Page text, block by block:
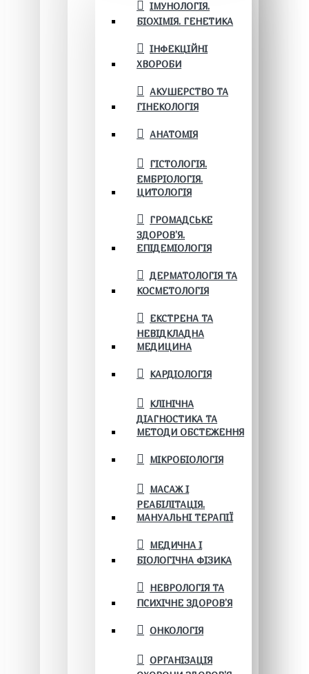
ІМУНОЛОГІЯ.
БІОХІМІЯ. ГЕНЕТИКА
ІНФЕКЦІЙНІ
ХВОРОБИ
АКУШЕРСТВО ТА
ГІНЕКОЛОГІЯ
АНАТОМІЯ
ГІСТОЛОГІЯ.
ЕМБРІОЛОГІЯ.
ЦИТОЛОГІЯ
ГРОМАДСЬКЕ
ЗДОРОВ’Я.
ЕПІДЕМІОЛОГІЯ
ДЕРМАТОЛОГІЯ ТА
КОСМЕТОЛОГІЯ
ЕКСТРЕНА ТА
НЕВІДКЛАДНА
МЕДИЦИНА
КАРДІОЛОГІЯ
КЛІНІЧНА
ДІАГНОСТИКА ТА
МЕТОДИ ОБСТЕЖЕННЯ
МІКРОБІОЛОГІЯ
МАСАЖ І
РЕАБІЛІТАЦІЯ.
МАНУАЛЬНІ ТЕРАПІЇ
МЕДИЧНА І
БІОЛОГІЧНА ФІЗИКА
НЕВРОЛОГІЯ ТА
ПСИХІЧНЕ ЗДОРОВ’Я
ОНКОЛОГІЯ
ОРГАНІЗАЦІЯ